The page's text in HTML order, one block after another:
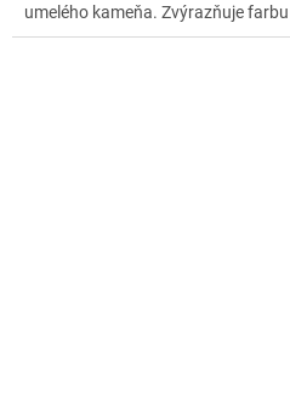
umelého kameňa. Zvýrazňuje